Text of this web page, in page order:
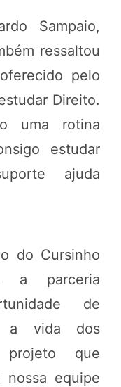
Sampaio,
ressaltou
pelo
Direito.
uma rotina
estudar
ajuda
do Cursinho
a parceria
de
a vida dos
projeto que
nossa equipe